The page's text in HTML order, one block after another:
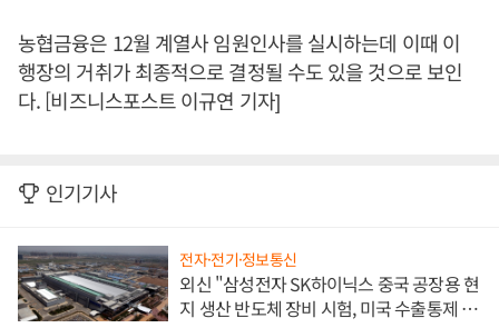
농협금융은 12월 계열사 임원인사를 실시하는데 이때 이
행장의 거취가 최종적으로 결정될 수도 있을 것으로 보인
다. [비즈니스포스트 이규연 기자]
인기기사
전자·전기·정보통신
외신 "삼성전자 SK하이닉스 중국 공장용 현
지 생산 반도체 장비 시험, 미국 수출통제 대